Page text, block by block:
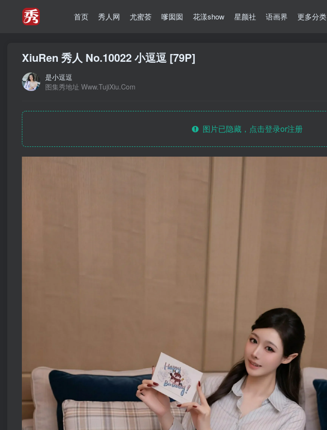
首页 秀人网 尤蜜荟 嗲囡囡 花漾show 星颜社 语画界 更多分类
XiuRen 秀人 No.10022 小逗逗 [79P]
是小逗逗
图集秀地址 Www.TujiXiu.Com
图片已隐藏，点击登录or注册